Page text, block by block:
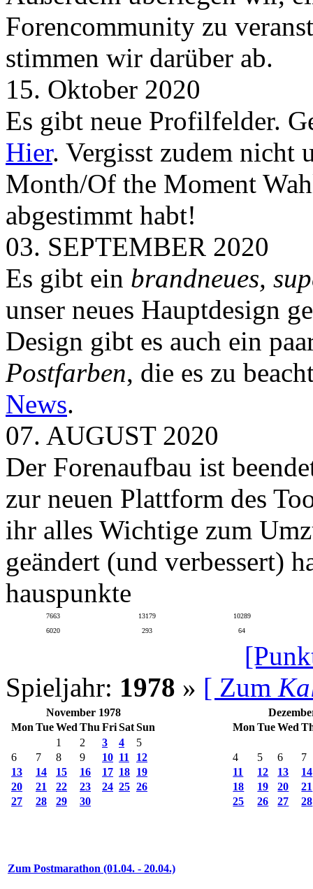
Forencommunity zu
stimmen wir darüber ab.
15. Oktober 2020
Es gibt neue Profilfelder.
Hier. Vergisst zudem nicht
Month/Of the Moment
abgestimmt habt!
03. SEPTEMBER 2020
Es gibt ein brandneues,
unser neues Hauptdesign
Design gibt es auch ein
Postfarben, die es zu
News.
07. AUGUST 2020
Der Forenaufbau ist
zur neuen Plattform des
ihr alles Wichtige zum
geändert (und verbessert)
hauspunkte
7663 13179
10289
6020
293 64
Spieljahr: 1978 » [ Zum
November 1978
Mon TueWed Thu FriSatSun
1
2 3 4
5
6
7 8 9 10 11
12
13
14 15 16 17 18 19
20
21 22 23 24 25 26
27
28 29 30
Mon TueWed
4 5 6
7
11
12 13
14
18
19 20
21
25
26 27 28
Zum Postmarathon (01.04. - 20.04.)